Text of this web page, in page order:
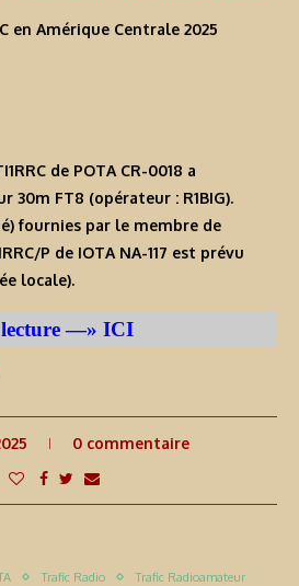
de POTA CR-0018 a
30m FT8 (opérateur : R1BIG).
fournies par le membre de
P de IOTA NA-117 est prévu
locale).
—» ICI
0 commentaire
Trafic Radio Trafic Radioamateur